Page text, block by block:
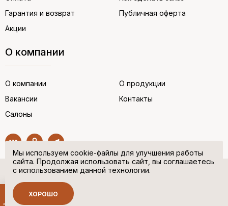
Гарантия и возврат
Акции
Публичная оферта
О компании
О компании
Вакансии
Салоны
О продукции
Контакты
© “НЕМЕЦКАЯ ОБУВЬ” 2017. Все права защищены.
Политика в отношении персональных данных
Мы используем cookie-файлы для улучшения работы
сайта. Продолжая использовать сайт, вы соглашаетесь
с использованием данной технологии.
ХОРОШО